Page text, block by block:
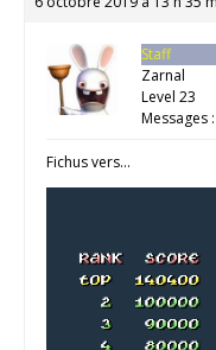
Staff
Zarnal
Level 23
Messages
Fichus vers…